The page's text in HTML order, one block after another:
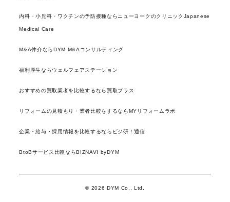
内科・小児科・ワクチンの予防接種ならニューヨークのクリニックJapanese
Medical Care
M&A仲介ならDYM M&Aコンサルティング
福利厚生ならウェルフェアステーション
おすすめの買取業者を比較するなら買取プラス
リフォームの見積もり・業者比較をするならMYリフォームラボ
企業・給与・採用情報を比較するならビジ研！通信
BtoBサービス比較ならBIZNAVI byDYM
© 2026 DYM Co., Ltd.